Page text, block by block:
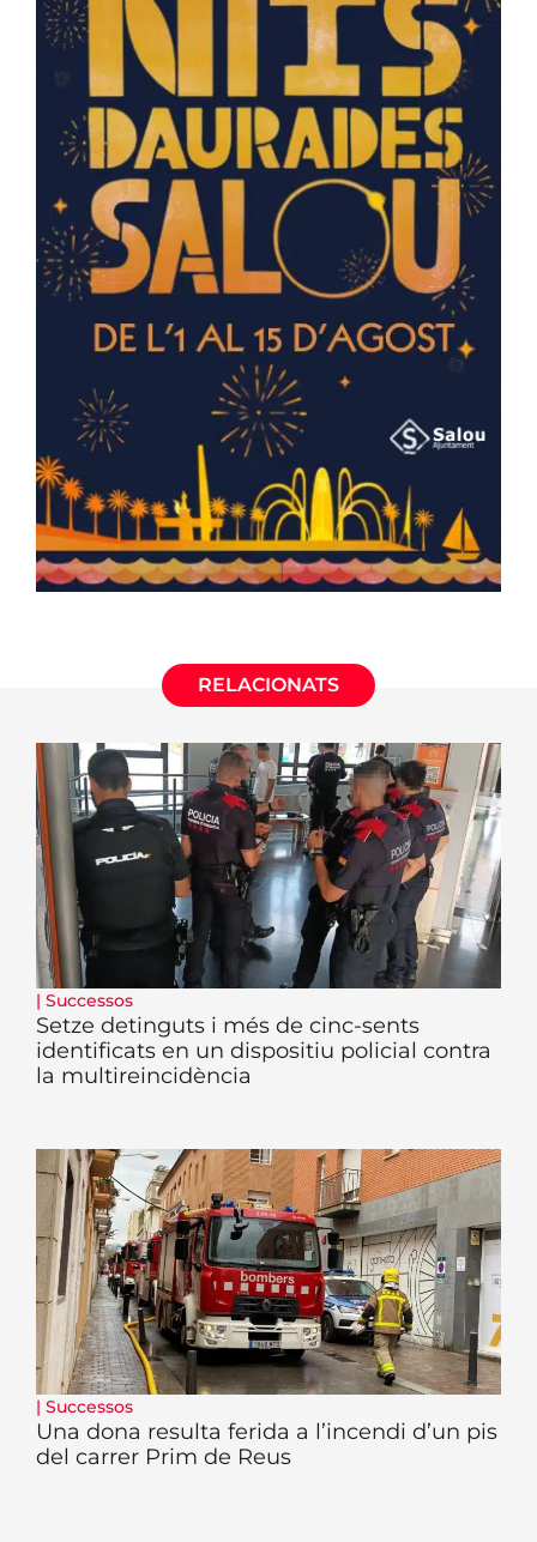
RELACIONATS
| Successos
Setze detinguts i més de cinc-sents
identificats en un dispositiu policial contra
la multireincidència
| Successos
Una dona resulta ferida a l’incendi d’un pis
del carrer Prim de Reus